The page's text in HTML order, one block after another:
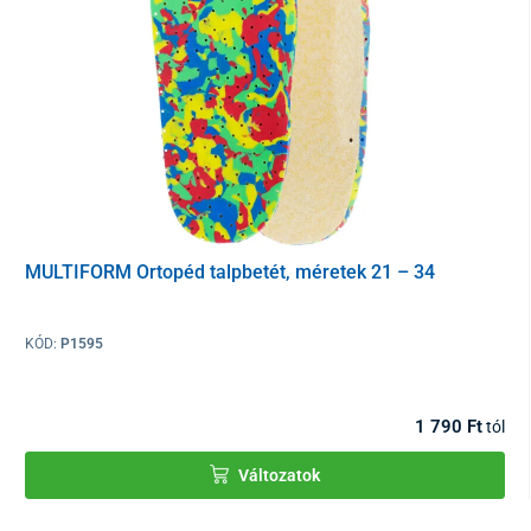
még keskeny vállról sem csússzanak le.
iskolai hátizsákerős, tartós anyagból készült,
ellenáll az esőnek. Az alja tömör TOPDURA anyaggal van
stabil lábakkal van rögzítve. A táska szállítását és
könnyíti meg.
A jó minőségű iskolatáskautolsó fontos része a
. Különösen télen, vagy ősszel sötétben és esőben fogja
értékelni őket. A hátizsákonminden szögből jól látható
alacsony súly - csak 900 g
állítható vállpántok és mellkasi öv
MULTIFORM Ortopéd talpbetét, méretek 21 – 34
KÓD: P1595
1 790 Fttól
Változatok